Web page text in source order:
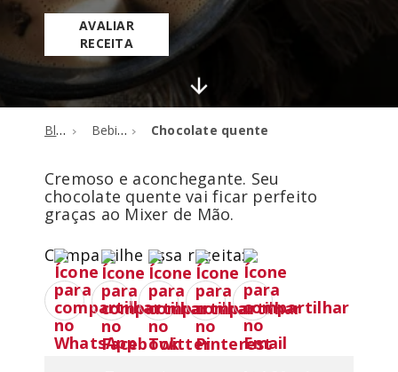
AVALIAR
RECEITA
Blog Bebidas Chocolate quente
Cremoso e aconchegante. Seu
chocolate quente vai ficar perfeito
graças ao Mixer de Mão.
Compartilhe essa receita: